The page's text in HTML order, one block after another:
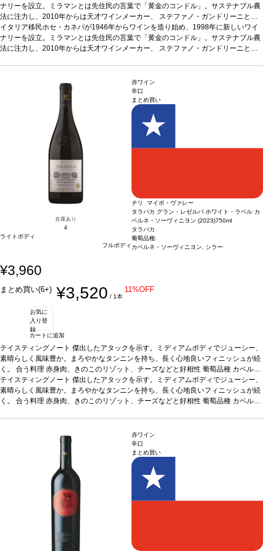
ナリーを設立。ミラマンとは先住民の言葉で「黄金のコンドル」。サステナブル農
法に注力し、2010年からは天才ワインメーカー、 ステファノ・ガンドリーニと協
力し、高品質ワインを生産。本品は淡い黄金色。凝縮したノーズ、柑橘類とトロピ
カルフルーツのアロマ、フレンチオーク樽のバタービスケットを示し、クリーミー
な味わい、心地よい酸味とフレッシュな風味を感じます。テイスティングノート
ミー、バランスが取れている。生き生きとした酸味を含む、心地よいフィニッシュ
合う料理
魚やシーフードのフライ、魚のエンパナーダ、山羊のチーズ
葡萄品種
*本ヴィンテージが在庫切れの場合、在庫
があり価格が同様の場合は自動的に次のヴィンテージに変更されます、ご了承くだ
イタリア移民ホセ・カネパが1946年からワインを造り始め、1998年に新しいワイ
ナリーを設立。ミラマンとは先住民の言葉で「黄金のコンドル」。サステナブル農
法に注力し、2010年からは天才ワインメーカー、 ステファノ・ガンドリーニと協
な味わい、心地よい酸味とフレッシュな風味を感じます。
淡いゴールドイエロー。凝縮した柑橘類とトロピカルフルーツのアロマが広がり、
ほのかなバターとビスケットを伴う。口に含むと、素晴らしくフレッシュでクリー
ミー、バランスが取れている。生き生きとした酸味を含む、心地よいフィニッシュ
合う料理
魚やシーフードのフライ、魚のエンパナーダ、山羊のチーズ
葡萄品種 シャルドネ 100%
*本ヴィンテージが在庫切れの場合、在庫
があり価格が同様の場合は自動的に次のヴィンテージに変更されます、ご了承くだ
在庫あり
4
ライトボディ
フルボディ
赤ワイン
辛口
まとめ買い
チリ マイポ・ヴァレー
タラパカ グラン・レゼルバ ホワイト・ラベル カ
ベルネ・ソーヴィニヨン (2023)750ml
タラパカ
葡萄品種:
カベルネ・ソーヴィニヨン, シラー
¥3,960
まとめ買い(6+) ¥3,520 / 1本
11%OFF
お気に
入り登
録
カートに追加
テイスティングノート 傑出したアタックを示す。ミディアムボディでジューシー、
素晴らしく風味豊か。まろやかなタンニンを持ち、長く心地良いフィニッシュが続
く。 合う料理 赤身肉、きのこのリゾット、チーズなどと好相性 葡萄品種 カベル
ネ・ソーヴィニヨン 95%、シラー 5% 認証チリ サステナブルWOC認証*本ヴィン
テージが在庫切れの場合、在庫があり価格が同様の場合は自動的に次のヴィンテー
ジに変更されます、ご了承ください。
テイスティングノート 傑出したアタックを示す。ミディアムボディでジューシー、
素晴らしく風味豊か。まろやかなタンニンを持ち、長く心地良いフィニッシュが続
く。 合う料理 赤身肉、きのこのリゾット、チーズなどと好相性 葡萄品種 カベル
赤ワイン
辛口
まとめ買い